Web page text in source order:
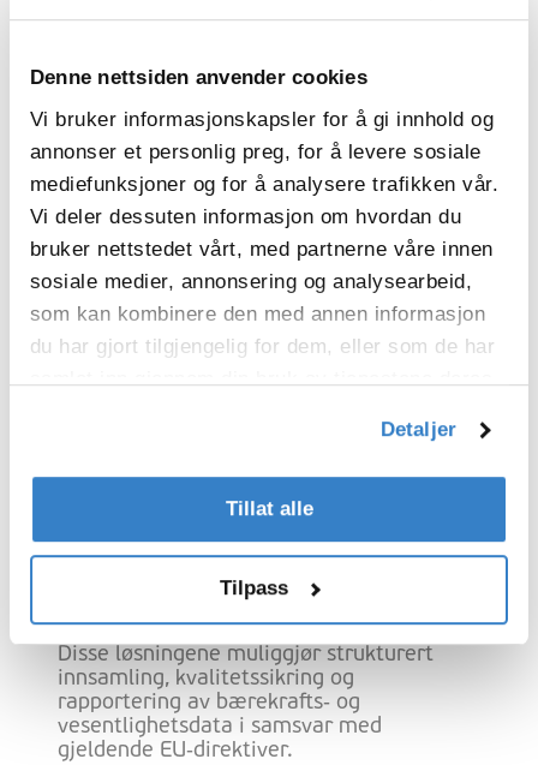
Denne nettsiden anvender cookies
Vi bruker informasjonskapsler for å gi innhold og
annonser et personlig preg, for å levere sosiale
mediefunksjoner og for å analysere trafikken vår.
Vi deler dessuten informasjon om hvordan du
bruker nettstedet vårt, med partnerne våre innen
sosiale medier, annonsering og analysearbeid,
som kan kombinere den med annen informasjon
du har gjort tilgjengelig for dem, eller som de har
samlet inn gjennom din bruk av tjenestene deres.
Detaljer
Tillat alle
Tilpass
bærekraftsrapportene, som publiseres sent
på våren hvert år.
Strukturert oppfølging av bærekraftsmål
Oppfølgingen av regulatoriske krav og
konsernets bærekraftsmål skjer gjennom
et kvartalsvis møteforum iGroup
Sustainability Steering Committee
Komiteen består av interne
bærekraftsspesialister og
sikrer koordinert styring, tydelig ansvar og
kontinuerlig fremdrift på tvers av
Systemer for europeiske bærekraftskrav
Tilpasningen til gjeldende og nye
europeiske bærekraftsreguleringer støttes
av dedikerte systemer og prosesser som
kompletterer konsernets ERP‑plattformer.
Disse løsningene muliggjør strukturert
innsamling, kvalitetssikring og
rapportering av bærekrafts‑ og
vesentlighetsdata i samsvar med
gjeldende EU‑direktiver.